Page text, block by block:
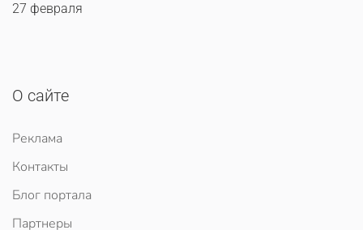
27 февраля
О сайте
Реклама
Контакты
Блог портала
Партнеры